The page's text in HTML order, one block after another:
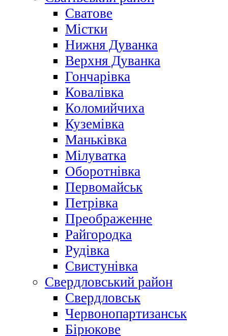
Сватове
Містки
Нижня Дуванка
Верхня Дуванка
Гончарівка
Ковалівка
Коломийчиха
Куземівка
Маньківка
Мілуватка
Оборотнівка
Первомайськ
Петрівка
Преображенне
Райгородка
Рудівка
Свистунівка
Свердловський район
Свердловськ
Червонопартизанськ
Бірюкове